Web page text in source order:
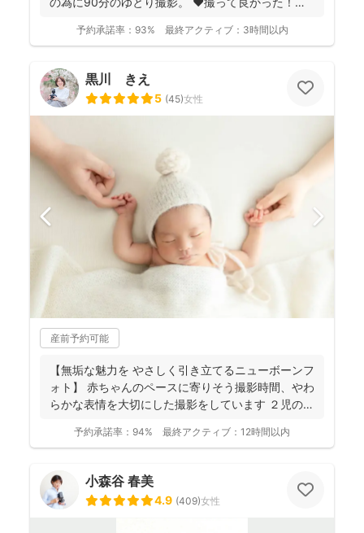
予約承諾率： 93% 最終アクティブ： 3時間以内
黒川 きえ
5 (45)女性
産前予約可能
【無垢な魅力を やさしく引き立てるニューボーンフ
ォト】 赤ちゃんのペースに寄りそう撮影時間、やわ
らかな表情を大切にした撮影をしています ２児の母
予約承諾率： 94% 最終アクティブ： 12時間以内
小森谷 春美
4.9 (409)女性